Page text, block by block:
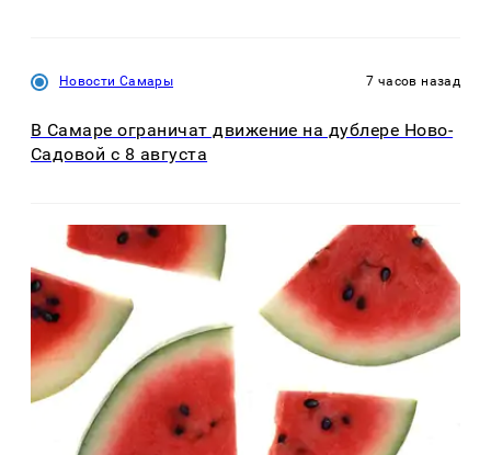
Новости Самары 7 часов назад
В Самаре ограничат движение на дублере Ново-
Садовой с 8 августа